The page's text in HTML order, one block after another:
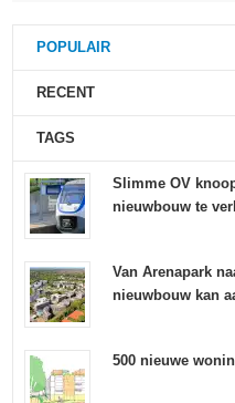
POPULAIR
RECENT
TAGS
Slimme OV
nieuwbouw te
Van Arenapark
nieuwbouw kan
500 nieuwe